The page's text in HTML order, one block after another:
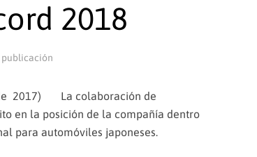
2018
publicación
de 2017) La colaboración de
en la posición de la compañía dentro
para automóviles japoneses.